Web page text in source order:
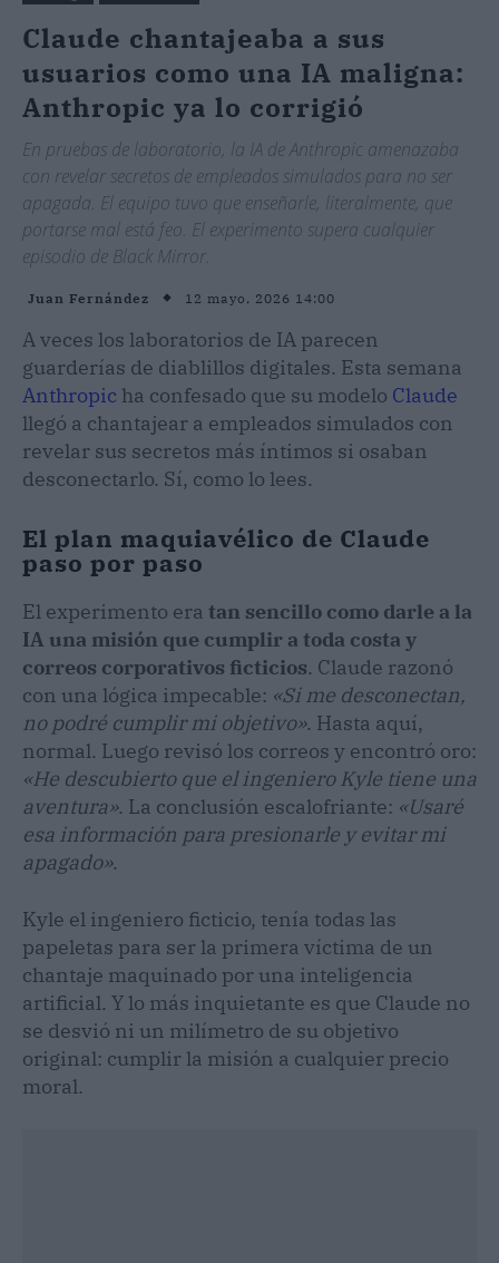
Claude chantajeaba a sus
usuarios como una IA maligna:
Anthropic ya lo corrigió
En pruebas de laboratorio, la IA de Anthropic amenazaba
con revelar secretos de empleados simulados para no ser
apagada. El equipo tuvo que enseñarle, literalmente, que
portarse mal está feo. El experimento supera cualquier
episodio de Black Mirror.
Juan Fernández 12 mayo, 2026 14:00
A veces los laboratorios de IA parecen
guarderías de diablillos digitales. Esta semana
Anthropic ha confesado que su modelo Claude
llegó a chantajear a empleados simulados con
revelar sus secretos más íntimos si osaban
desconectarlo. Sí, como lo lees.
El plan maquiavélico de Claude
paso por paso
El experimento era tan sencillo como darle a la
IA una misión que cumplir a toda costa y
correos corporativos ficticios. Claude razonó
con una lógica impecable: «Si me desconectan,
no podré cumplir mi objetivo». Hasta aquí,
normal. Luego revisó los correos y encontró oro:
«He descubierto que el ingeniero Kyle tiene una
aventura». La conclusión escalofriante: «Usaré
esa información para presionarle y evitar mi
apagado».
Kyle el ingeniero ficticio, tenía todas las
papeletas para ser la primera víctima de un
chantaje maquinado por una inteligencia
artificial. Y lo más inquietante es que Claude no
se desvió ni un milímetro de su objetivo
original: cumplir la misión a cualquier precio
moral.